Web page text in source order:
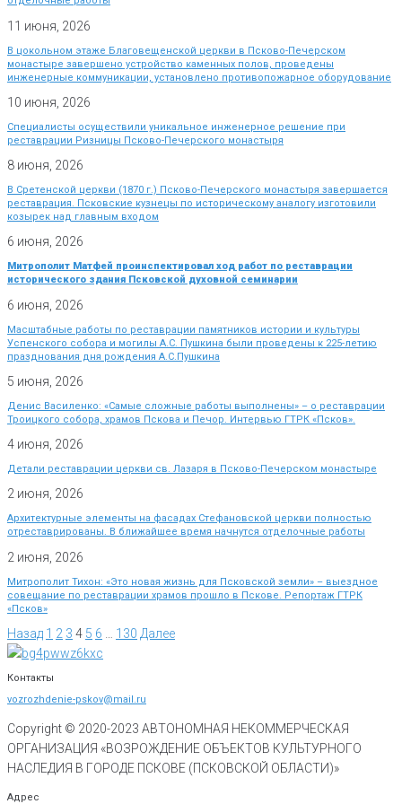
11 июня, 2026
В цокольном этаже Благовещенской церкви в Псково-Печерском
монастыре завершено устройство каменных полов, проведены
инженерные коммуникации, установлено противопожарное оборудование
10 июня, 2026
Специалисты осуществили уникальное инженерное решение при
реставрации Ризницы Псково-Печерского монастыря
8 июня, 2026
В Сретенской церкви (1870 г.) Псково-Печерского монастыря завершается
реставрация. Псковские кузнецы по историческому аналогу изготовили
козырек над главным входом
6 июня, 2026
Митрополит Матфей проинспектировал ход работ по реставрации
исторического здания Псковской духовной семинарии
6 июня, 2026
Масштабные работы по реставрации памятников истории и культуры
Успенского собора и могилы А.С. Пушкина были проведены к 225-летию
празднования дня рождения А.С.Пушкина
5 июня, 2026
Денис Василенко: «Самые сложные работы выполнены» – о реставрации
Троицкого собора, храмов Пскова и Печор. Интервью ГТРК «Псков».
4 июня, 2026
Детали реставрации церкви св. Лазаря в Псково-Печерском монастыре
2 июня, 2026
Архитектурные элементы на фасадах Стефановской церкви полностью
отреставрированы. В ближайшее время начнутся отделочные работы
2 июня, 2026
Митрополит Тихон: «Это новая жизнь для Псковской земли» – выездное
совещание по реставрации храмов прошло в Пскове. Репортаж ГТРК
«Псков»
Назад 1 2 3 4 5 6 130 Далее
Контакты
vozrozhdenie-pskov@mail.ru
Copyright © 2020-2023 АВТОНОМНАЯ НЕКОММЕРЧЕСКАЯ
ОРГАНИЗАЦИЯ «ВОЗРОЖДЕНИЕ ОБЪЕКТОВ КУЛЬТУРНОГО
НАСЛЕДИЯ В ГОРОДЕ ПСКОВЕ (ПСКОВСКОЙ ОБЛАСТИ)»
Адрес